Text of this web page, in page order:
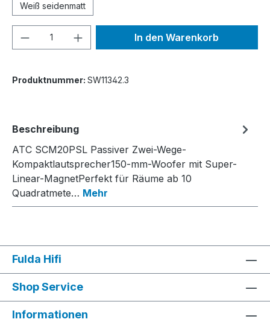
Weiß seidenmatt
Produkt Anzahl: Gib denIn den Warenkorb
Produktnummer: SW11342.3
Beschreibung
ATC SCM20PSL Passiver Zwei-Wege-
Kompaktlautsprecher150-mm-Woofer mit Super-
Linear-MagnetPerfekt für Räume ab 10
Quadratmete… Mehr
Fulda Hifi
Shop Service
Informationen